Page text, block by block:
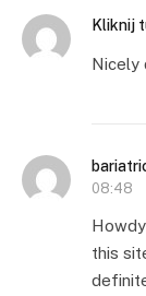
Kliknij
Nicely
08:48
this